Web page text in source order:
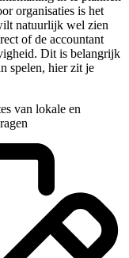
organisaties is het
natuurlijk wel zien
of de accountant
Dit is belangrijk
spelen, hier zit je
van lokale en